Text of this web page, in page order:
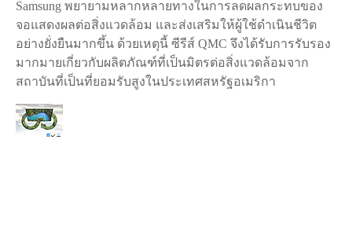
Samsung พยายามหลากหลายทางในการลดผลกระทบของ
จอแสดงผลต่อสิ่งแวดล้อม และส่งเสริมให้ผู้ใช้ดำเนินชีวิต
อย่างยั่งยืนมากขึ้น ด้วยเหตุนี้ ซีรีส์ QMC จึงได้รับการรับรอง
มากมายเกี่ยวกับผลิตภัณฑ์ที่เป็นมิตรต่อสิ่งแวดล้อมจาก
สถาบันที่เป็นที่ยอมรับสูงในประเทศสหรัฐอเมริกา